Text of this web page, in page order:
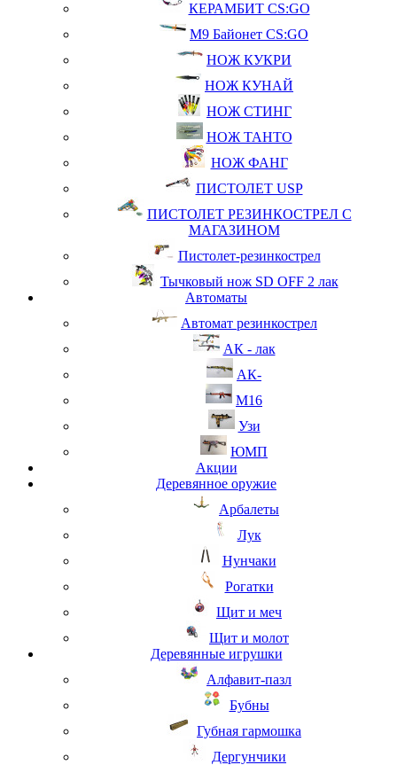
КЕРАМБИТ CS:GO
М9 Байонет CS:GO
НОЖ КУКРИ
НОЖ КУНАЙ
НОЖ СТИНГ
НОЖ ТАНТО
НОЖ ФАНГ
ПИСТОЛЕТ USP
ПИСТОЛЕТ РЕЗИНКОСТРЕЛ С
МАГАЗИНОМ
Пистолет-резинкострел
Тычковый нож SD OFF 2 лак
Автоматы
Автомат резинкострел
АК - лак
АК-
М16
Узи
ЮМП
Акции
Деревянное оружие
Арбалеты
Лук
Нунчаки
Рогатки
Щит и меч
Щит и молот
Деревянные игрушки
Алфавит-пазл
Бубны
Губная гармошка
Дергунчики